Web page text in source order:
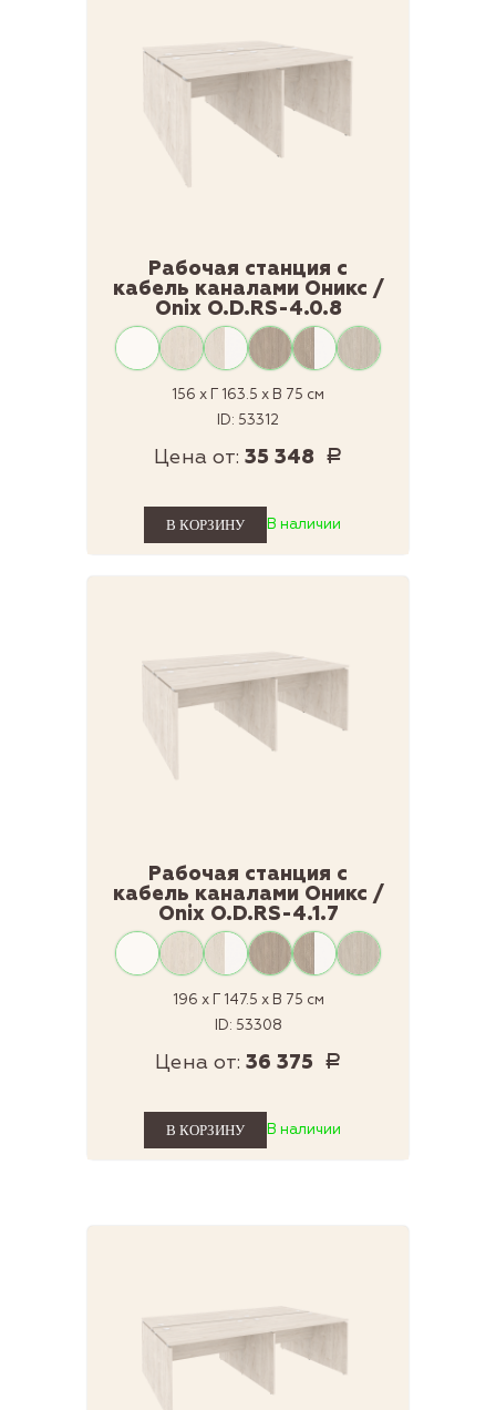
Рабочая станция с
кабель каналами Оникс /
Onix O.D.RS-4.0.8
156 x Г 163.5 x В 75 см
ID: 53312
Цена от: 35 348 Р
В наличии
Рабочая станция с
кабель каналами Оникс /
Onix O.D.RS-4.1.7
196 x Г 147.5 x В 75 см
ID: 53308
Цена от: 36 375 Р
В наличии